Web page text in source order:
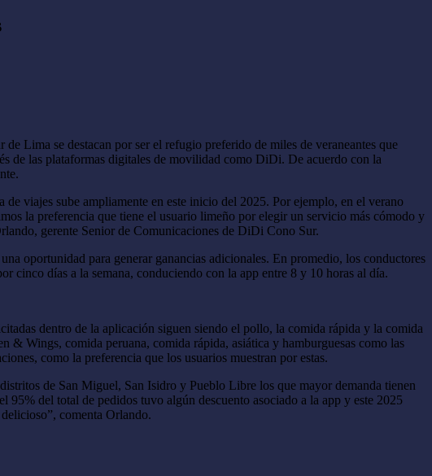
Lima se destacan por ser el refugio preferido de miles de veraneantes que
de las plataformas digitales de movilidad como DiDi. De acuerdo con la
viajes sube ampliamente en este inicio del 2025. Por ejemplo, en el verano
la preferencia que tiene el usuario limeño por elegir un servicio más cómodo y
gerente Senior de Comunicaciones de DiDi Cono Sur.
oportunidad para generar ganancias adicionales. En promedio, los conductores
cinco días a la semana, conduciendo con la app entre 8 y 10 horas al día.
dentro de la aplicación siguen siendo el pollo, la comida rápida y la comida
& Wings, comida peruana, comida rápida, asiática y hamburguesas como las
como la preferencia que los usuarios muestran por estas.
de San Miguel, San Isidro y Pueblo Libre los que mayor demanda tienen
del total de pedidos tuvo algún descuento asociado a la app y este 2025
comenta Orlando.